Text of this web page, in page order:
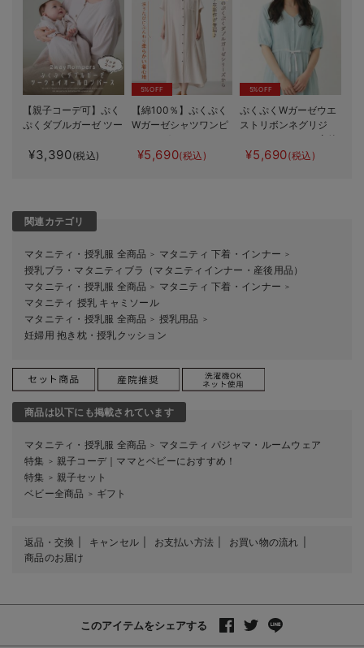
【親子コーデ可】ぷく
ぷくダブルガーゼ ツー
オール） ロンパース
¥3,390(税込)
5%OFF
【綿100％】ぷくぷく
Wガーゼシャツワンピ
ニティ・授乳パジャマ
¥5,690(税込)
5%OFF
ぷくぷくWガーゼウエ
ストリボンネグリジ
ェ マタニティ・産後
【出産後も長く使え
¥5,690(税込)
関連カテゴリ
マタニティ・授乳服 全商品 ＞ マタニティ 下着・インナー ＞
授乳ブラ・マタニティブラ（マタニティインナー・産後用品）
マタニティ・授乳服 全商品 ＞ マタニティ 下着・インナー ＞
マタニティ 授乳 キャミソール
マタニティ・授乳服 全商品 ＞ 授乳用品 ＞
妊婦用 抱き枕・授乳クッション
商品は以下にも掲載されています
マタニティ・授乳服 全商品 ＞
マタニティ パジャマ・ルームウェア
特集
＞ 親子コーデ｜ママとベビーにおすすめ！
特集
＞ 親子セット
ベビー全商品
＞ ギフト
返品・交換 キャンセル お支払い方法
お買い物の流れ
商品のお届け
このアイテムをシェアする